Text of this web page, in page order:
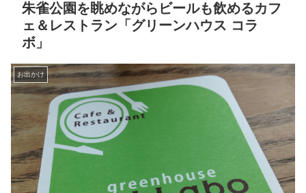
朱雀公園を眺めながらビールも飲めるカフ
ェ＆レストラン「グリーンハウス コラ
ボ」
お出かけ